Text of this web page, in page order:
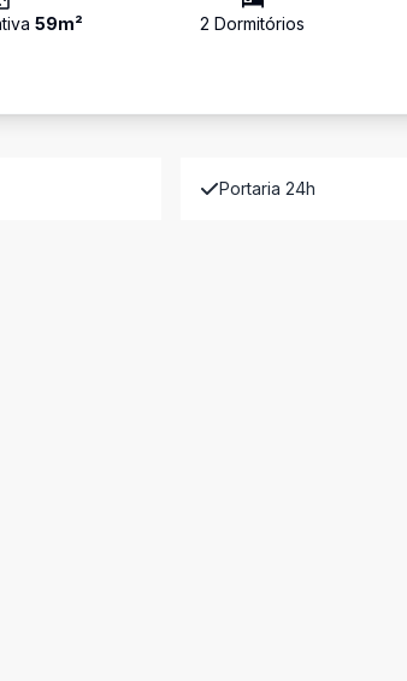
59m² 2 Dormitórios
Portaria 24h